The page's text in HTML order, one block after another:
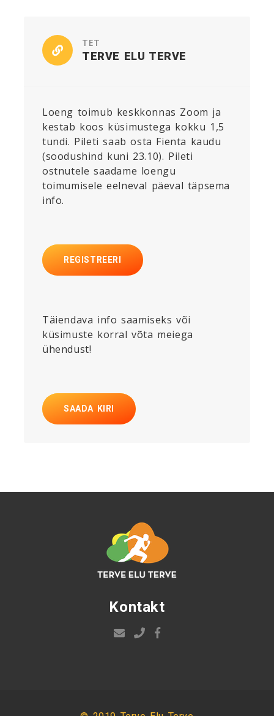
TET
TERVE ELU TERVE
Loeng toimub keskkonnas Zoom ja
kestab koos küsimustega kokku 1,5
tundi. Pileti saab osta Fienta kaudu
(soodushind kuni 23.10). Pileti
ostnutele saadame loengu
toimumisele eelneval päeval täpsema
info.
REGISTREERI
Täiendava info saamiseks või
küsimuste korral võta meiega
ühendust!
SAADA KIRI
Kontakt